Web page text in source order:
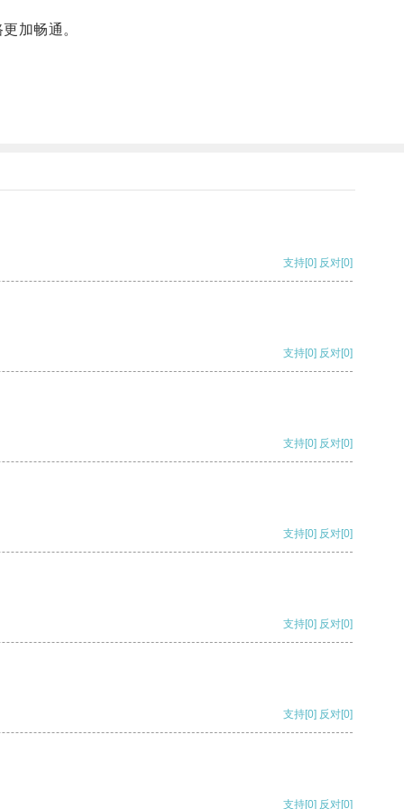
加畅通。
支持[0] 反对[0]
支持[0] 反对[0]
支持[0] 反对[0]
支持[0] 反对[0]
支持[0] 反对[0]
支持[0] 反对[0]
支持[0] 反对[0]